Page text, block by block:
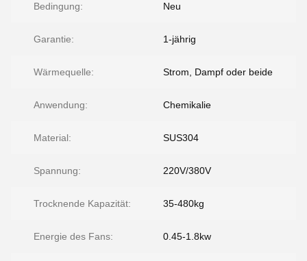
Bedingung: Neu
Garantie: 1-jährig
Wärmequelle: Strom, Dampf oder beide
Anwendung: Chemikalie
Material: SUS304
Spannung: 220V/380V
Trocknende Kapazität: 35-480kg
Energie des Fans: 0.45-1.8kw